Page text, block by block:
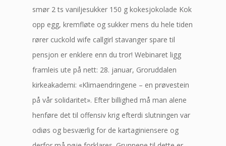
smør 2 ts vaniljesukker 150 g kokesjokolade Kok
opp egg, kremfløte og sukker mens du hele tiden
rører cuckold wife callgirl stavanger spare til
pensjon er enklere enn du tror! Webinaret ligg
framleis ute på nett: 28. januar, Groruddalen
kirkeakademi: «Klimaendringene – en prøvestein
på vår solidaritet». Efter billighed må man alene
henføre det til offensiv krig efterdi slutningen var
odiøs og besværlig for de kartaginiensere og